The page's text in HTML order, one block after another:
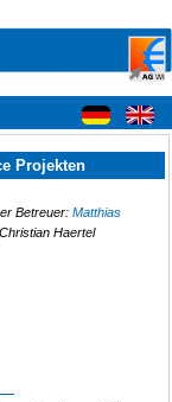
Projekten
Betreuer: Matthias
Haertel